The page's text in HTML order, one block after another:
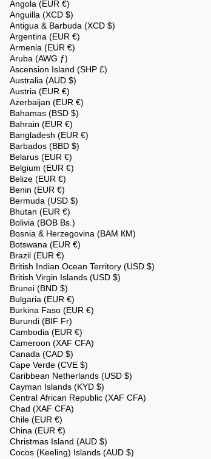
Angola (EUR €)
Anguilla (XCD $)
Antigua & Barbuda (XCD $)
Argentina (EUR €)
Armenia (EUR €)
Aruba (AWG ƒ)
Ascension Island (SHP £)
Australia (AUD $)
Austria (EUR €)
Azerbaijan (EUR €)
Bahamas (BSD $)
Bahrain (EUR €)
Bangladesh (EUR €)
Barbados (BBD $)
Belarus (EUR €)
Belgium (EUR €)
Belize (EUR €)
Benin (EUR €)
Bermuda (USD $)
Bhutan (EUR €)
Bolivia (BOB Bs.)
Bosnia & Herzegovina (BAM КМ)
Botswana (EUR €)
Brazil (EUR €)
British Indian Ocean Territory (USD $)
British Virgin Islands (USD $)
Brunei (BND $)
Bulgaria (EUR €)
Burkina Faso (EUR €)
Burundi (BIF Fr)
Cambodia (EUR €)
Cameroon (XAF CFA)
Canada (CAD $)
Cape Verde (CVE $)
Caribbean Netherlands (USD $)
Cayman Islands (KYD $)
Central African Republic (XAF CFA)
Chad (XAF CFA)
Chile (EUR €)
China (EUR €)
Christmas Island (AUD $)
Cocos (Keeling) Islands (AUD $)